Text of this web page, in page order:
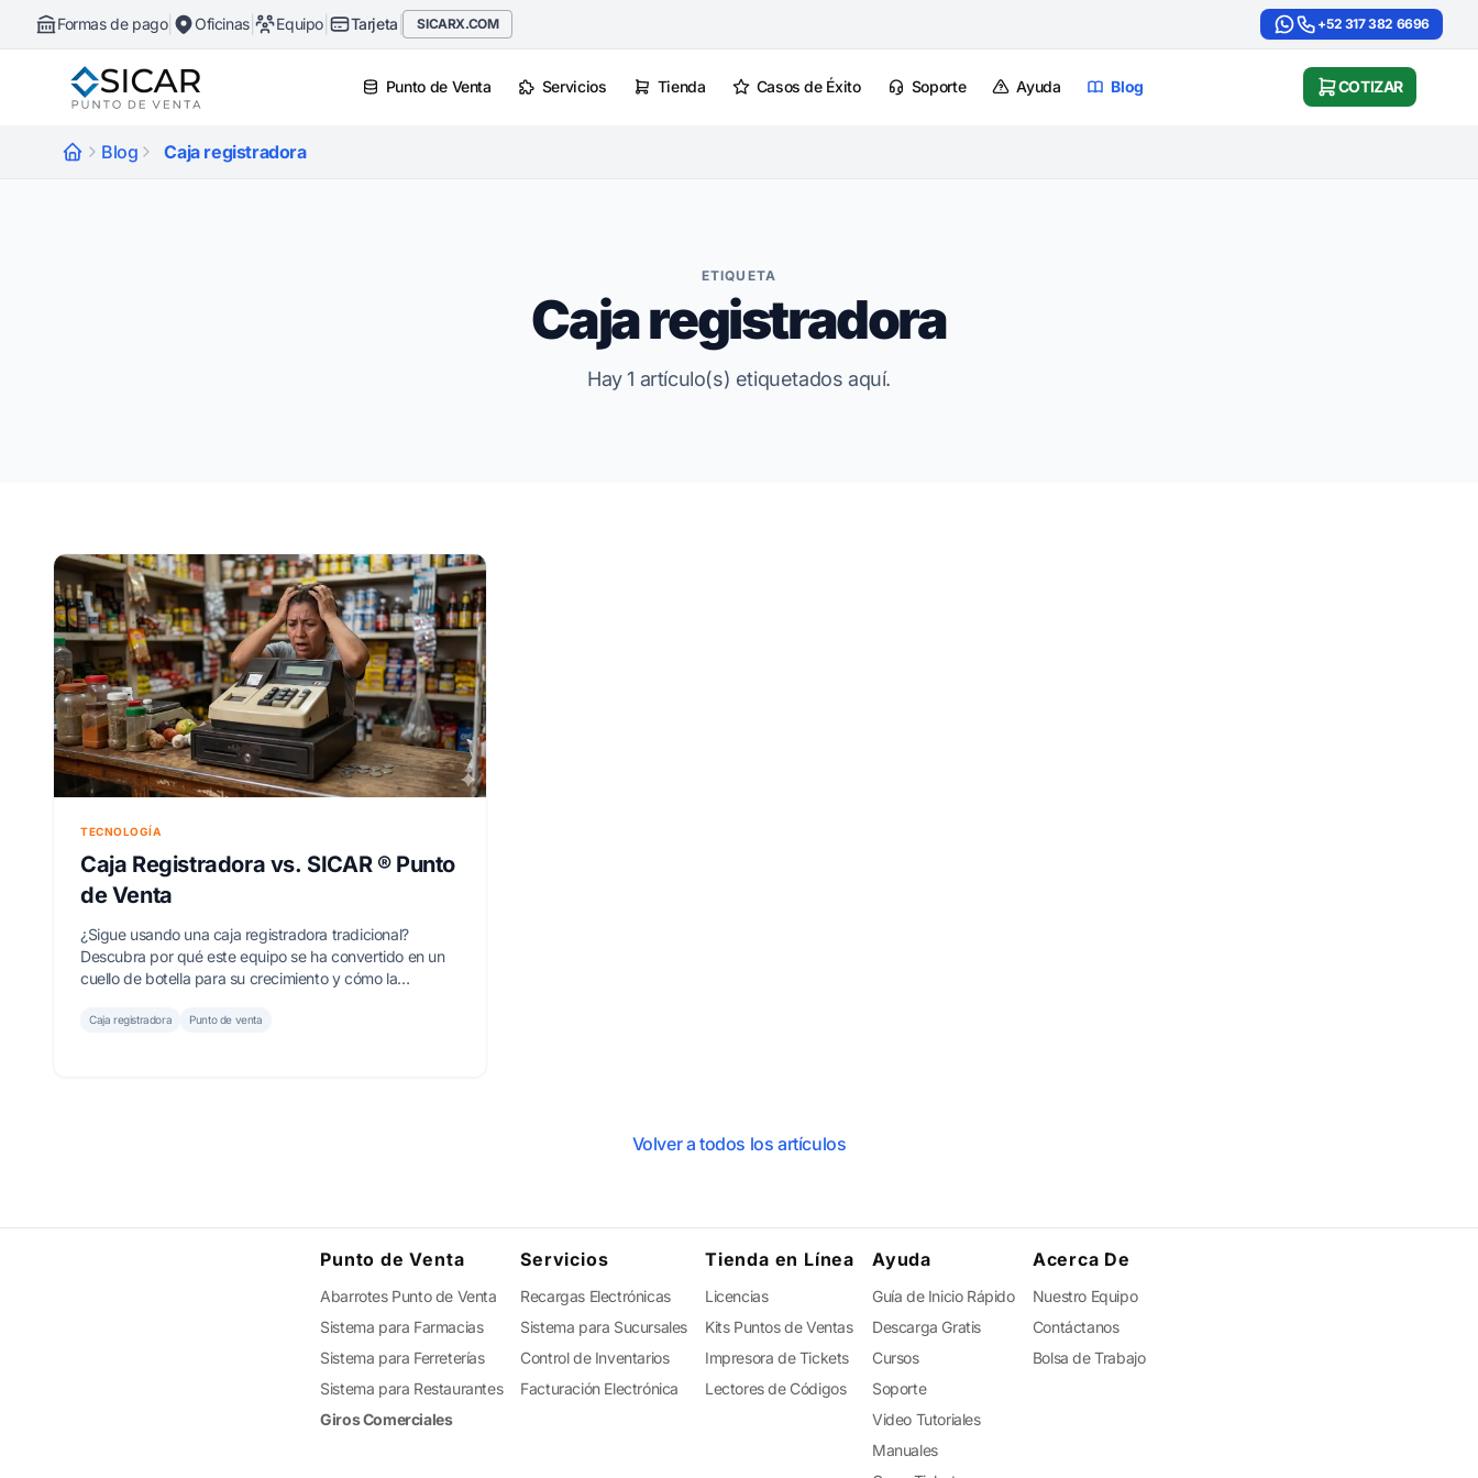
Formas de pago| Oficinas| Equipo Tarjeta SICARX.COM +52 317 382 6696
Punto de Venta Servicios Tienda Casos de Éxito Soporte Ayuda Blog COTIZAR
Blog Caja registradora
ETIQUETA
Caja registradora
Hay 1 artículo(s) etiquetados aquí.
TECNOLOGÍA
Caja Registradora vs. SICAR ® Punto
de Venta
¿Sigue usando una caja registradora tradicional?
Descubra por qué este equipo se ha convertido en un
cuello de botella para su crecimiento y cómo la
total que su negocio exige.
Caja registradora Punto de venta
Volver a todos los artículos
Punto de Venta
Abarrotes Punto de Venta
Sistema para Farmacias
Sistema para Ferreterías
Sistema para Restaurantes
Giros Comerciales
Servicios
Recargas Electrónicas
Sistema para Sucursales
Control de Inventarios
Facturación Electrónica
Tienda en Línea
Licencias
Kits Puntos de Ventas
Impresora de Tickets
Lectores de Códigos
Ayuda
Guía de Inicio Rápido
Descarga Gratis
Cursos
Soporte
Video Tutoriales
Manuales
Acerca De
Nuestro Equipo
Contáctanos
Bolsa de Trabajo